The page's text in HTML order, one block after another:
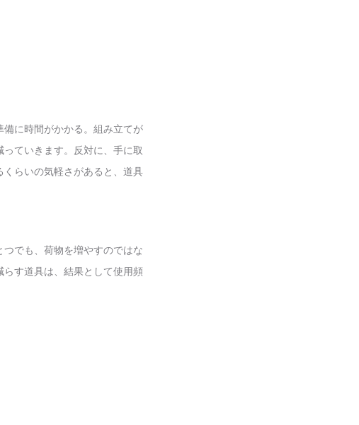
に時間がかかる。組み立てが
ていきます。反対に、手に取
らいの気軽さがあると、道具
でも、荷物を増やすのではな
す道具は、結果として使用頻